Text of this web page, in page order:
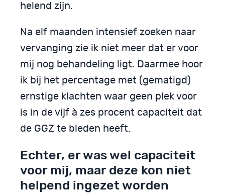
helend zijn.
Na elf maanden intensief zoeken naar
vervanging zie ik niet meer dat er voor
mij nog behandeling ligt. Daarmee hoor
ik bij het percentage met (gematigd)
ernstige klachten waar geen plek voor
is in de vijf à zes procent capaciteit dat
de GGZ te bieden heeft.
Echter, er was wel capaciteit
voor mij, maar deze kon niet
helpend ingezet worden